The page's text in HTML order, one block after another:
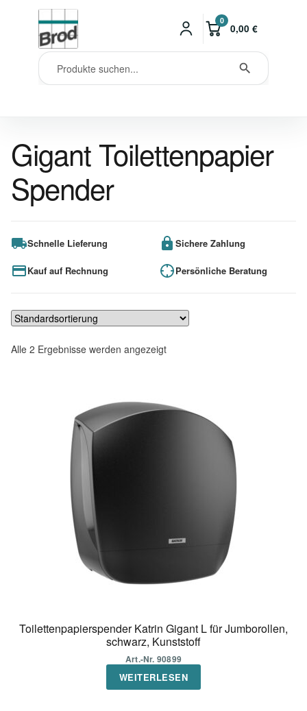
0
0,00 €
Gigant Toilettenpapier
Spender
Schnelle Lieferung Sichere Zahlung
Kauf auf Rechnung Persönliche Beratung
Alle 2 Ergebnisse werden angezeigt
Toilettenpapierspender Katrin Gigant L für Jumborollen,
schwarz, Kunststoff
Art.-Nr. 90899
WEITERLESEN